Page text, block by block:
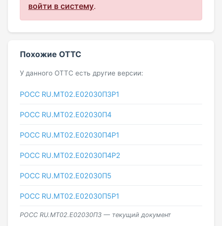
войти в систему.
Похожие ОТТС
У данного ОТТС есть другие версии:
РОСС RU.МТ02.E02030П3Р1
РОСС RU.МТ02.E02030П4
РОСС RU.МТ02.E02030П4Р1
РОСС RU.МТ02.E02030П4Р2
РОСС RU.МТ02.E02030П5
РОСС RU.МТ02.E02030П5Р1
РОСС RU.МТ02.E02030П3 — текущий документ